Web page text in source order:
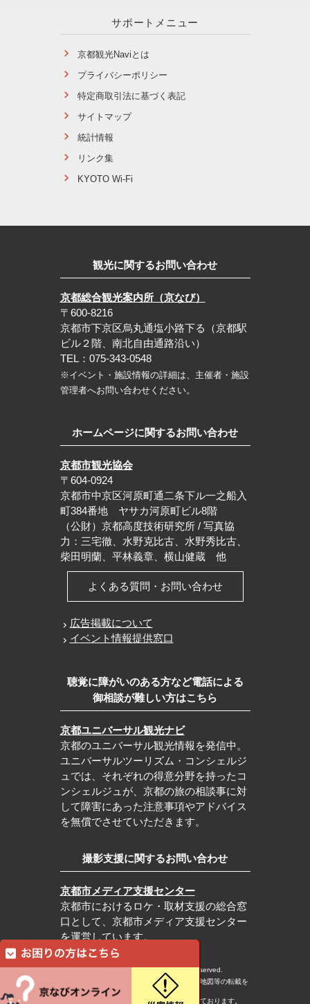
サポートメニュー
京都観光Naviとは
プライバシーポリシー
特定商取引法に基づく表記
サイトマップ
統計情報
リンク集
KYOTO Wi-Fi
観光に関するお問い合わせ
京都総合観光案内所（京なび）
〒600-8216
京都市下京区烏丸通塩小路下る（京都駅
ビル２階、南北自由通路沿い）
TEL：075-343-0548
※イベント・施設情報の詳細は、主催者・施設
管理者へお問い合わせください。
ホームページに関するお問い合わせ
京都市観光協会
〒604-0924
京都市中京区河原町通二条下ル一之船入
町384番地 ヤサカ河原町ビル8階
（公財）京都高度技術研究所 / 写真協
力：三宅徹、水野克比古、水野秀比古、
柴田明蘭、平林義章、横山健蔵 他
よくある質問・お問い合わせ
広告掲載について
イベント情報提供窓口
聴覚に障がいのある方など電話による
御相談が難しい方はこちら
京都ユニバーサル観光ナビ
京都のユニバーサル観光情報を発信中。
ユニバーサルツーリズム・コンシェルジ
ュでは、それぞれの得意分野を持ったコ
ンシェルジュが、京都の旅の相談事に対
して障害にあった注意事項やアドバイス
を無償でさせていただきます。
撮影支援に関するお問い合わせ
京都市メディア支援センター
京都市におけるロケ・取材支援の総合窓
口として、京都市メディア支援センター
を運営しています。
c Kyoto City Tourism Association All rights reserved.
※本ホームページの内容・写真・イラスト・地図等の転載を
固くお断りします。
※本ホームページの運営は宿泊税を活用しております。